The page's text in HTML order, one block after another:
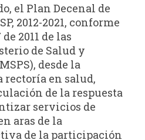
el Plan Decenal de
2012-2021, conforme
2011 de las
de Salud y
desde la
rectoría en salud,
de la respuesta
servicios de
aras de la
de la participación